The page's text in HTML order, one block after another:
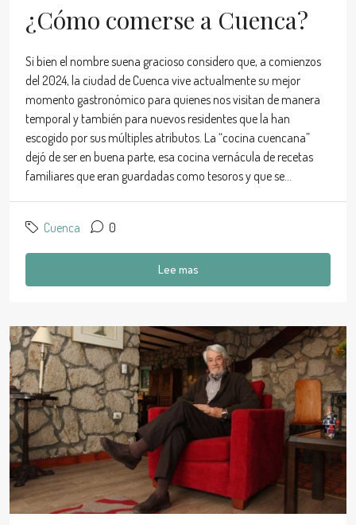
¿Cómo comerse a Cuenca?
Si bien el nombre suena gracioso considero que, a comienzos
del 2024, la ciudad de Cuenca vive actualmente su mejor
momento gastronómico para quienes nos visitan de manera
temporal y también para nuevos residentes que la han
escogido por sus múltiples atributos. La “cocina cuencana”
dejó de ser en buena parte, esa cocina vernácula de recetas
familiares que eran guardadas como tesoros y que se...
Cuenca 0
Lee mas